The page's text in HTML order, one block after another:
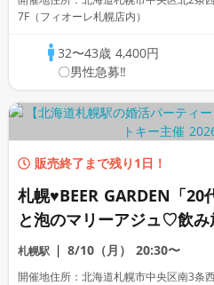
7F（フィオーレ札幌店内）
32〜43歳4,400円
〇男性急募‼
販売終了まで残り1日！
札幌♥BEER GARDEN「20
と泡のマリーアジュ♡飲み
席全員会話/マッチングあ
題付き～
札幌駅 8/10（月） 20:30〜
開催地住所：北海道札幌市中央区南3条